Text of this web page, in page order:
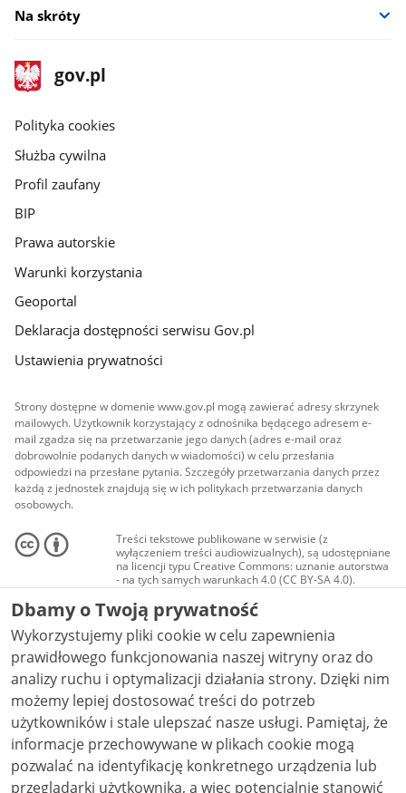
Na skróty
stopka
gov.pl
Strona
gov.pl
gov.pl
Polityka cookies
Służba cywilna
Profil zaufany
BIP
Prawa autorskie
Warunki korzystania
Geoportal
Deklaracja dostępności serwisu Gov.pl
Ustawienia prywatności
Strony dostępne w domenie www.gov.pl mogą zawierać adresy skrzynek
mailowych. Użytkownik korzystający z odnośnika będącego adresem e-
mail zgadza się na przetwarzanie jego danych (adres e-mail oraz
dobrowolnie podanych danych w wiadomości) w celu przesłania
odpowiedzi na przesłane pytania. Szczegóły przetwarzania danych przez
każdą z jednostek znajdują się w ich politykach przetwarzania danych
osobowych.
Treści tekstowe publikowane w serwisie (z
wyłączeniem treści audiowizualnych), są udostępniane
na licencji typu Creative Commons: uznanie autorstwa
- na tych samych warunkach 4.0 (CC BY-SA 4.0).
Materiały audiowizualne, w tym zdjęcia, materiały
audio i wideo, są udostępniane na licencji typu
Creative Commons: uznanie autorstwa użycie
niekomercyjne - bez utworów zależnych 4.0 (CC BY-
NC-ND 4.0), o ile nie jest to stwierdzone inaczej.
Dbamy o Twoją prywatność
Wykorzystujemy pliki cookie w celu zapewnienia
prawidłowego funkcjonowania naszej witryny oraz do
analizy ruchu i optymalizacji działania strony. Dzięki nim
możemy lepiej dostosować treści do potrzeb
użytkowników i stale ulepszać nasze usługi. Pamiętaj, że
informacje przechowywane w plikach cookie mogą
pozwalać na identyfikację konkretnego urządzenia lub
przeglądarki użytkownika, a więc potencjalnie stanowić